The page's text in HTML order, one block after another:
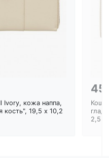
Ivory, кожа наппа,
кость", 19,5 x 10,2
2,5